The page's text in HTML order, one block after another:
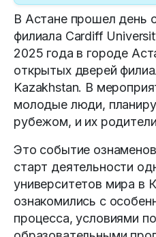
В Астане прошел день
филиала Cardiff
2025 года в городе
открытых дверей
Kazakhstan. В
молодые люди,
рубежом, и их
Это событие
старт деятельности
университетов мира в
ознакомились с
процесса, условиями